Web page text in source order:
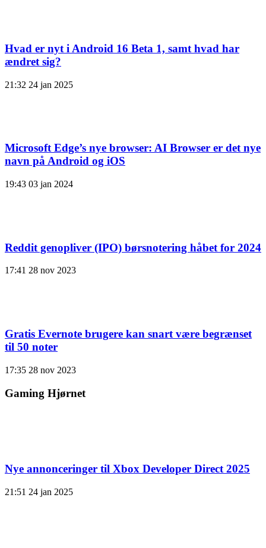
Hvad er nyt i Android 16 Beta 1, samt hvad har
ændret sig?
21:32 24 jan 2025
Microsoft Edge’s nye browser: AI Browser er det nye
navn på Android og iOS
19:43 03 jan 2024
Reddit genopliver (IPO) børsnotering håbet for 2024
17:41 28 nov 2023
Gratis Evernote brugere kan snart være begrænset
til 50 noter
17:35 28 nov 2023
Gaming Hjørnet
Nye annonceringer til Xbox Developer Direct 2025
21:51 24 jan 2025